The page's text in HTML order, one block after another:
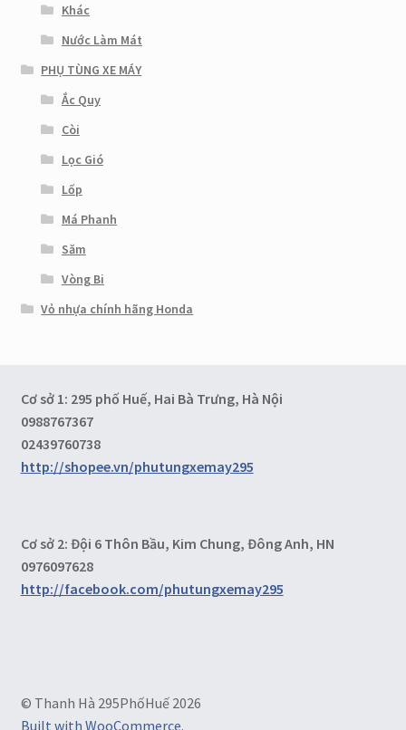
Khác
Nước Làm Mát
PHỤ TÙNG XE MÁY
Ắc Quy
Còi
Lọc Gió
Lốp
Má Phanh
Săm
Vòng Bi
Vỏ nhựa chính hãng Honda
Cơ sở 1: 295 phố Huế, Hai Bà Trưng, Hà Nội
0988767367
02439760738
http://shopee.vn/phutungxemay295
Cơ sở 2: Đội 6 Thôn Bầu, Kim Chung, Đông Anh, HN
0976097628
http://facebook.com/phutungxemay295
© Thanh Hà 295PhốHuế 2026
Built with WooCommerce.